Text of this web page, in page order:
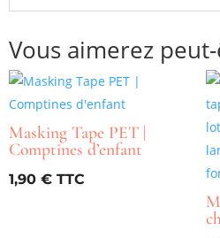
Vous aimerez
Masking Tape PET |
Comptines d’enfant
1,90 €